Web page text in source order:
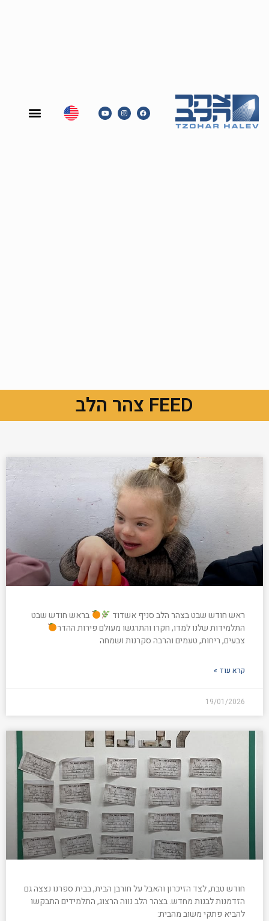
FEED צהר הלב
ראש חודש שבט בצהר הלב סניף אשדוד
בראש חודש שבט
התלמידות שלנו למדו, חקרו והתרגשו מעולם פירות ההדר
צבעים, ריחות, טעמים והרבה סקרנות ושמחה
קרא עוד »
19/01/2026
חודש טבת, לצד הזיכרון והאבל על חורבן הבית, בבית ספרנו נצצה גם
הזדמנות לבנות מחדש. בצהר הלב נווה הרצוג, התלמידים התבקשו
להביא פתקי משוב מהבית: